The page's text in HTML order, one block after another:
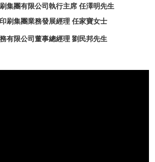
集團有限公司執行主席 任澤明先生
刷集團業務發展經理 任家寶女士
有限公司董事總經理 劉民邦先生